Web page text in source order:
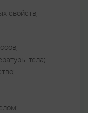
свойств,
тела;